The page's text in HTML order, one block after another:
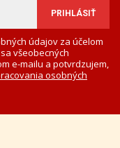
údajov za účelom
všeobecných
e-mailu a potvrdzujem,
osobných